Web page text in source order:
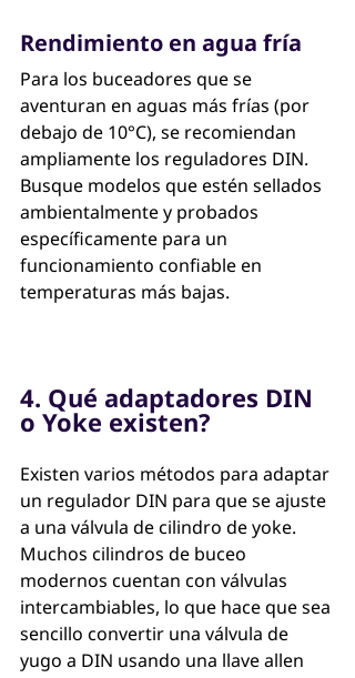
Rendimiento en agua fría
Para los buceadores que se
aventuran en aguas más frías (por
debajo de 10°C), se recomiendan
ampliamente los reguladores DIN.
Busque modelos que estén sellados
ambientalmente y probados
específicamente para un
funcionamiento confiable en
temperaturas más bajas.
4. Qué adaptadores DIN
o Yoke existen?
Existen varios métodos para adaptar
un regulador DIN para que se ajuste
a una válvula de cilindro de yoke.
Muchos cilindros de buceo
modernos cuentan con válvulas
intercambiables, lo que hace que sea
sencillo convertir una válvula de
yugo a DIN usando una llave allen